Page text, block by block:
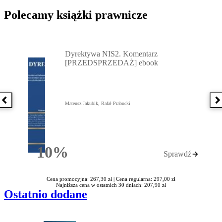
Polecamy książki prawnicze
Poprzednia książka
10%Rabatu
Dyrektywa NIS2. Komentarz
[PRZEDSPRZEDAŻ] ebook
Mateusz Jakubik, Rafał Prabucki
Sprawdź
Cena promocyjna: 267,30 zł | Cena regularna: 297,00 zł
Najniższa cena w ostatnich 30 dniach: 207,90 zł
Ostatnio dodane